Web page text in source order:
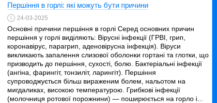
Першіння в горлі: які можуть бути причини
24-03-2025
Основні причини першіння в горлі Серед основних причин
першіння у горлі виділяють: Вірусні інфекції (ГРВІ, грип,
коронавірус, парагрип, аденовірусна інфекція). Віруси
викликають запалення слизової оболонки гортані та глотки, що
призводить до першіння, сухості, болю. Бактеріальні інфекції
(ангіна, фарингіт, тонзиліт, ларингіт). Першіння
супроводжується більш вираженим болем, нальотом на
мигдаликах, високою температурою. Грибкові інфекції
(молочниця ротової порожнини) — поширюється на горло і...